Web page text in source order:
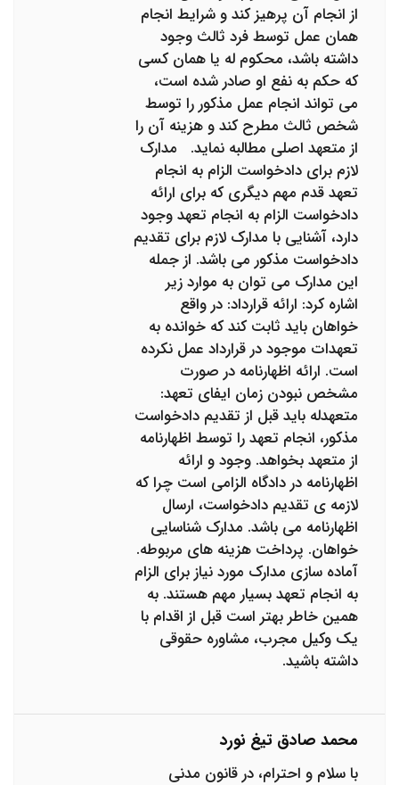
از انجام آن پرهیز کند و شرایط انجام
همان عمل توسط فرد ثالث وجود
داشته باشد، محکوم له یا همان کسی
که حکم به نفع او صادر شده است،
می تواند انجام عمل مذکور را توسط
شخص ثالث مطرح کند و هزینه آن را
از متعهد اصلی مطالبه نماید. مدارک
لازم برای دادخواست الزام به انجام
تعهد قدم مهم دیگری که برای ارائه
دادخواست الزام به انجام تعهد وجود
دارد، آشنایی با مدارک لازم برای تقدیم
دادخواست مذکور می باشد. از جمله
این مدارک می توان به موارد زیر
اشاره کرد: ارائه قرارداد: در واقع
خواهان باید ثابت کند که خوانده به
تعهدات موجود در قرارداد عمل نکرده
است. ارائه اظهارنامه در صورت
مشخص نبودن زمان ایفای تعهد:
متعهدله باید قبل از تقدیم دادخواست
مذکور، انجام تعهد را توسط اظهارنامه
از متعهد بخواهد. وجود و ارائه
اظهارنامه در دادگاه الزامی است چرا که
لازمه ی تقدیم دادخواست، ارسال
اظهارنامه می باشد. مدارک شناسایی
خواهان. پرداخت هزینه های مربوطه.
آماده سازی مدارک مورد نیاز برای الزام
به انجام تعهد بسیار مهم هستند. به
همین خاطر بهتر است قبل از اقدام با
یک وکیل مجرب، مشاوره حقوقی
داشته باشید.
محمد صادق تیغ نورد
با سلام و احترام، در قانون مدنی